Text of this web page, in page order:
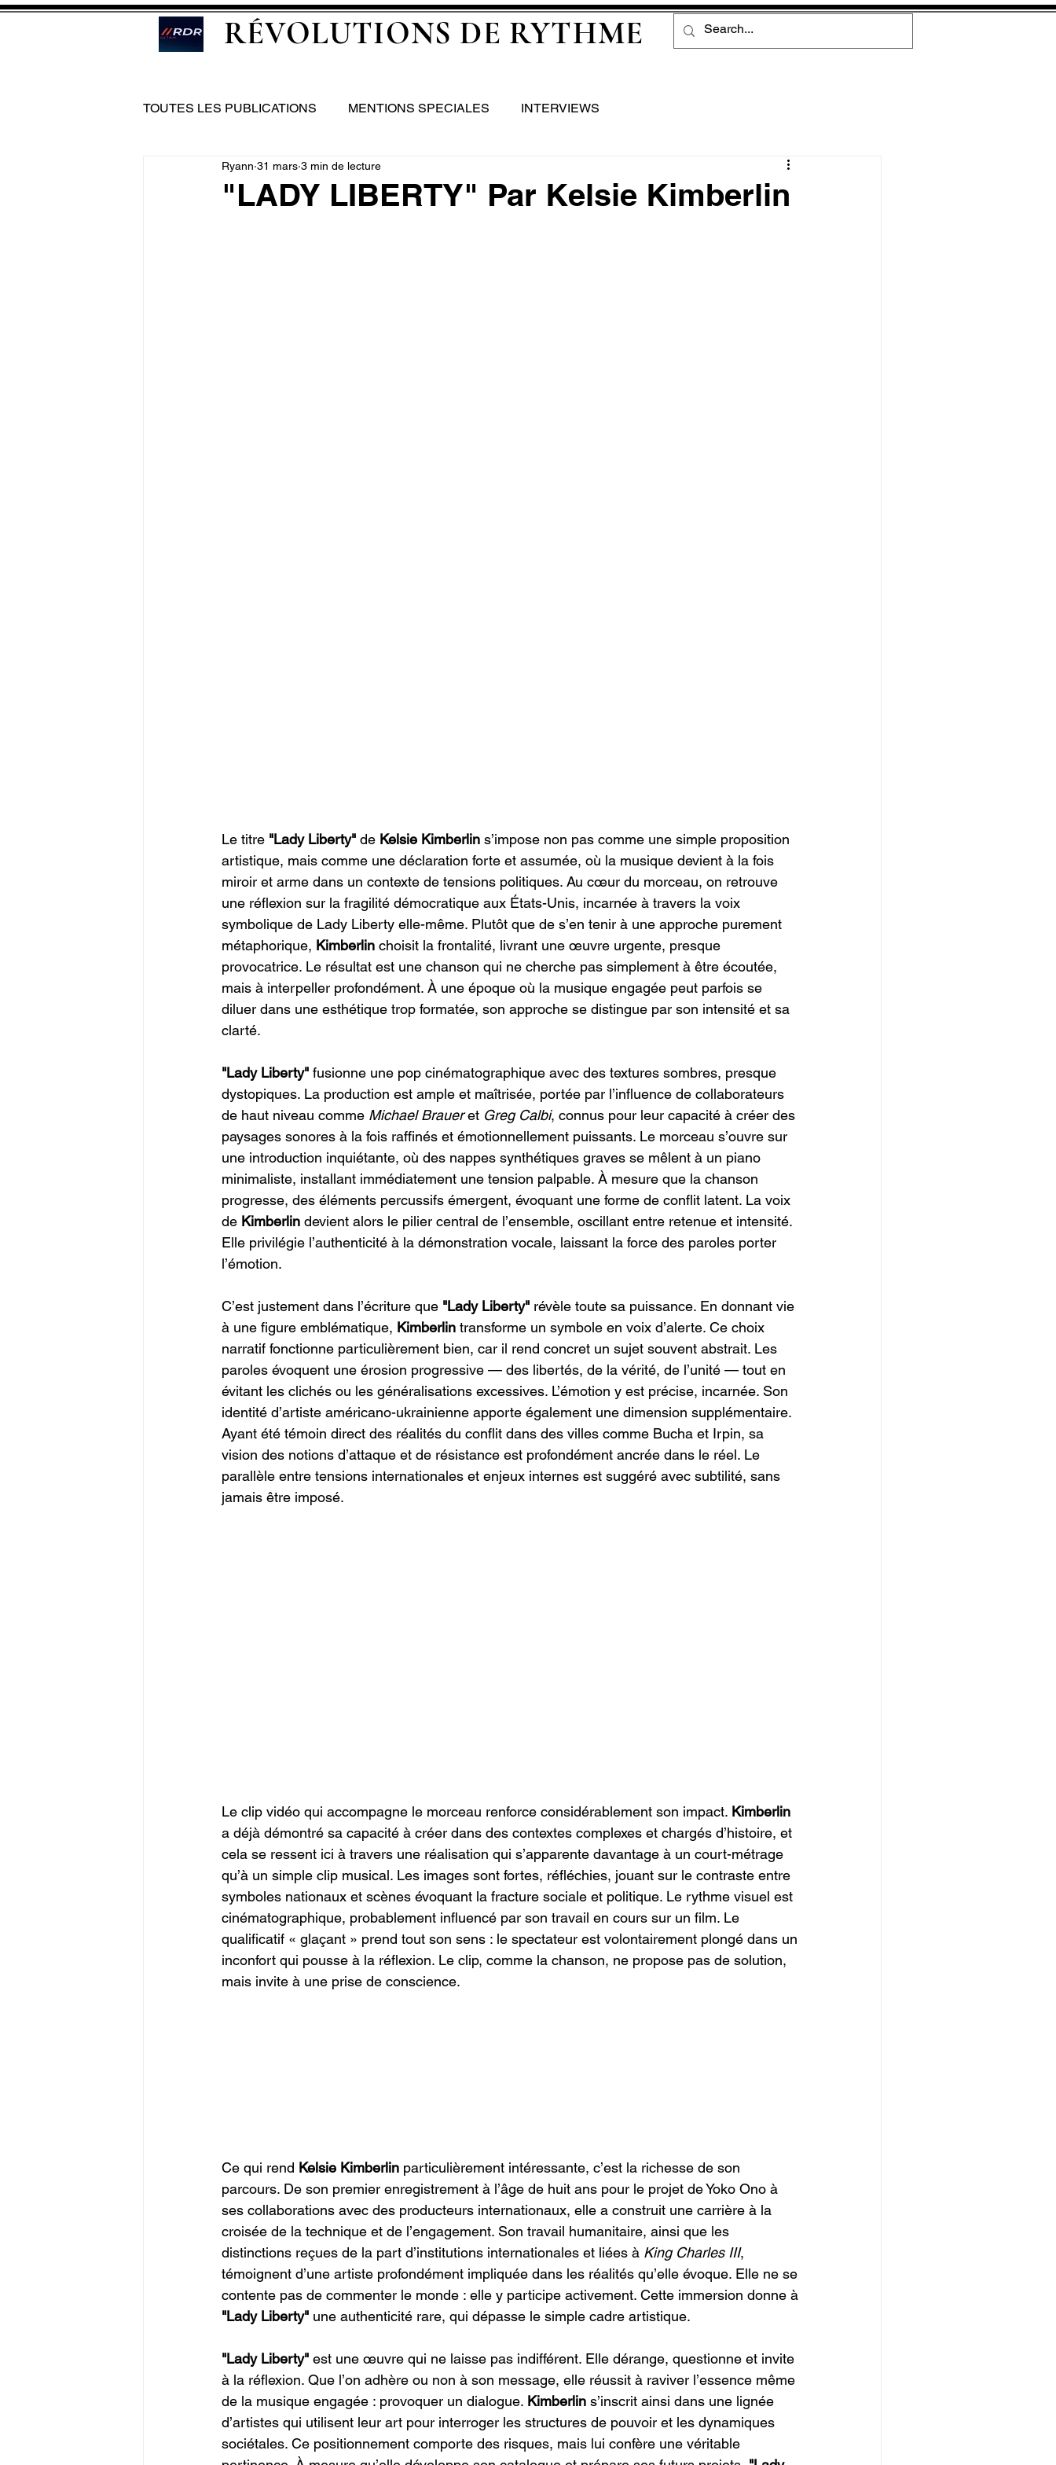
RÉVOLUTIONS DE RYTHME
TOUTES LES PUBLICATIONS MENTIONS SPECIALES INTERVIEWS
"LADY LIBERTY" Par Kelsie Kimberlin
Ryann 31 mars 3 min de lecture
Le titre "Lady Liberty" de Kelsie Kimberlin s’impose non pas comme une simple proposition
artistique, mais comme une déclaration forte et assumée, où la musique devient à la fois
miroir et arme dans un contexte de tensions politiques. Au cœur du morceau, on retrouve
une réflexion sur la fragilité démocratique aux États-Unis, incarnée à travers la voix
symbolique de Lady Liberty elle-même. Plutôt que de s’en tenir à une approche purement
métaphorique, Kimberlin choisit la frontalité, livrant une œuvre urgente, presque
provocatrice. Le résultat est une chanson qui ne cherche pas simplement à être écoutée,
mais à interpeller profondément. À une époque où la musique engagée peut parfois se
diluer dans une esthétique trop formatée, son approche se distingue par son intensité et sa
clarté.
"Lady Liberty" fusionne une pop cinématographique avec des textures sombres, presque
dystopiques. La production est ample et maîtrisée, portée par l’influence de collaborateurs
de haut niveau comme Michael Brauer et Greg Calbi, connus pour leur capacité à créer des
paysages sonores à la fois raffinés et émotionnellement puissants. Le morceau s’ouvre sur
une introduction inquiétante, où des nappes synthétiques graves se mêlent à un piano
minimaliste, installant immédiatement une tension palpable. À mesure que la chanson
progresse, des éléments percussifs émergent, évoquant une forme de conflit latent. La voix
de Kimberlin devient alors le pilier central de l’ensemble, oscillant entre retenue et intensité.
Elle privilégie l’authenticité à la démonstration vocale, laissant la force des paroles porter
l’émotion.
C’est justement dans l’écriture que "Lady Liberty" révèle toute sa puissance. En donnant vie
à une figure emblématique, Kimberlin transforme un symbole en voix d’alerte. Ce choix
narratif fonctionne particulièrement bien, car il rend concret un sujet souvent abstrait. Les
paroles évoquent une érosion progressive — des libertés, de la vérité, de l’unité — tout en
évitant les clichés ou les généralisations excessives. L’émotion y est précise, incarnée. Son
identité d’artiste américano-ukrainienne apporte également une dimension supplémentaire.
Ayant été témoin direct des réalités du conflit dans des villes comme Bucha et Irpin, sa
vision des notions d’attaque et de résistance est profondément ancrée dans le réel. Le
parallèle entre tensions internationales et enjeux internes est suggéré avec subtilité, sans
jamais être imposé.
Le clip vidéo qui accompagne le morceau renforce considérablement son impact. Kimberlin
a déjà démontré sa capacité à créer dans des contextes complexes et chargés d’histoire, et
cela se ressent ici à travers une réalisation qui s’apparente davantage à un court-métrage
qu’à un simple clip musical. Les images sont fortes, réfléchies, jouant sur le contraste entre
symboles nationaux et scènes évoquant la fracture sociale et politique. Le rythme visuel est
cinématographique, probablement influencé par son travail en cours sur un film. Le
qualificatif « glaçant » prend tout son sens : le spectateur est volontairement plongé dans un
inconfort qui pousse à la réflexion. Le clip, comme la chanson, ne propose pas de solution,
mais invite à une prise de conscience.
Ce qui rend Kelsie Kimberlin particulièrement intéressante, c’est la richesse de son
parcours. De son premier enregistrement à l’âge de huit ans pour le projet de Yoko Ono à
ses collaborations avec des producteurs internationaux, elle a construit une carrière à la
croisée de la technique et de l’engagement. Son travail humanitaire, ainsi que les
distinctions reçues de la part d’institutions internationales et liées à King Charles III,
témoignent d’une artiste profondément impliquée dans les réalités qu’elle évoque. Elle ne se
contente pas de commenter le monde : elle y participe activement. Cette immersion donne à
"Lady Liberty" une authenticité rare, qui dépasse le simple cadre artistique.
"Lady Liberty" est une œuvre qui ne laisse pas indifférent. Elle dérange, questionne et invite
à la réflexion. Que l’on adhère ou non à son message, elle réussit à raviver l’essence même
de la musique engagée : provoquer un dialogue. Kimberlin s’inscrit ainsi dans une lignée
d’artistes qui utilisent leur art pour interroger les structures de pouvoir et les dynamiques
sociétales. Ce positionnement comporte des risques, mais lui confère une véritable